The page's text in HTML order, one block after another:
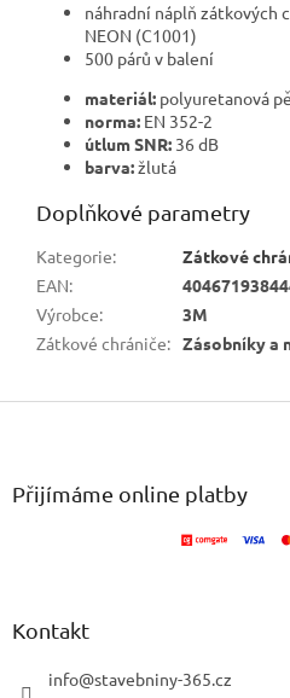
náhradní náplň zátkových
NEON (C1001)
500 párů v balení
materiál: polyuretanová
norma: EN 352-2
útlum SNR: 36 dB
barva:žlutá
Doplňkové parametry
Kategorie:
Zátkové
EAN:
Výrobce:
3M
Zátkové chrániče: Zásobníky a
Přijímáme online platby
Kontakt
info@stavebniny-365.cz